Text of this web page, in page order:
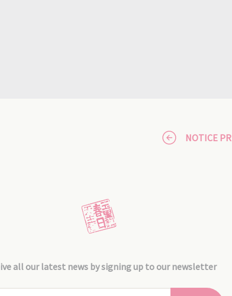
NOTICE
all our latest news by signing up to our newsletter